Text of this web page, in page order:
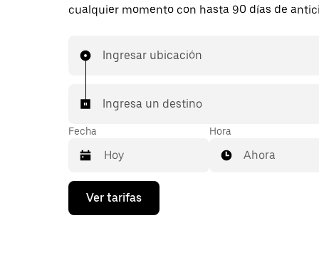
cualquier momento con hasta 90 días de
Ingresar ubicación
Ingresa un destino
Fecha
Presiona
flecha
Hora
Ahora
Ver tarifas